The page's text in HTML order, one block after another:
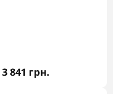
3 841 грн.